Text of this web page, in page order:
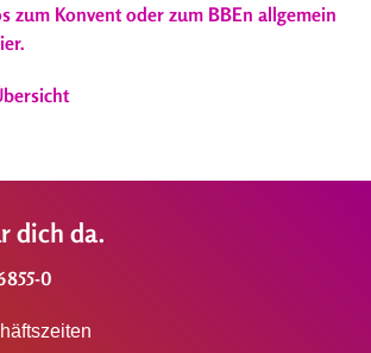
zum Konvent oder zum BBEn allgemein
dich da.
0